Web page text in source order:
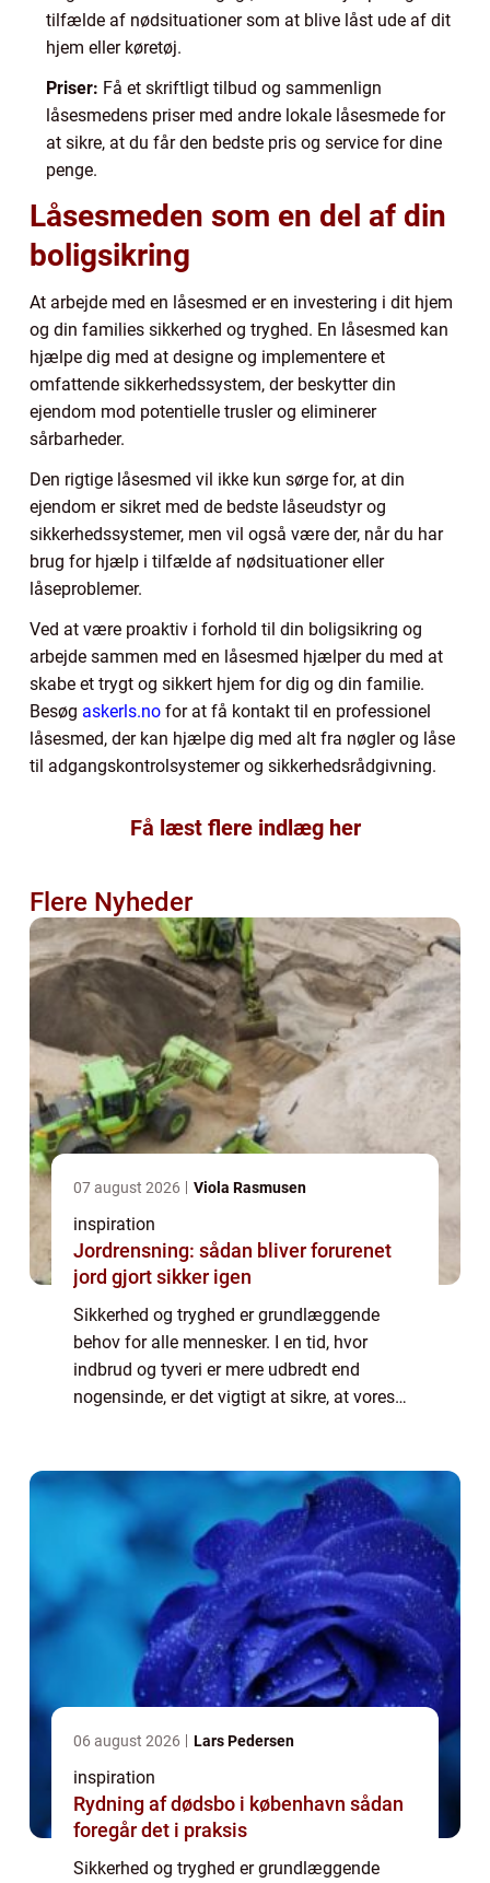
tilfælde af nødsituationer som at blive låst ude af dit
hjem eller køretøj.
Priser: Få et skriftligt tilbud og sammenlign
låsesmedens priser med andre lokale låsesmede for
at sikre, at du får den bedste pris og service for dine
penge.
Låsesmeden som en del af din
boligsikring
At arbejde med en låsesmed er en investering i dit hjem
og din families sikkerhed og tryghed. En låsesmed kan
hjælpe dig med at designe og implementere et
omfattende sikkerhedssystem, der beskytter din
ejendom mod potentielle trusler og eliminerer
sårbarheder.
Den rigtige låsesmed vil ikke kun sørge for, at din
ejendom er sikret med de bedste låseudstyr og
sikkerhedssystemer, men vil også være der, når du har
brug for hjælp i tilfælde af nødsituationer eller
låseproblemer.
Ved at være proaktiv i forhold til din boligsikring og
arbejde sammen med en låsesmed hjælper du med at
skabe et trygt og sikkert hjem for dig og din familie.
Besøg askerls.no for at få kontakt til en professionel
låsesmed, der kan hjælpe dig med alt fra nøgler og låse
til adgangskontrolsystemer og sikkerhedsrådgivning.
Få læst flere indlæg her
Flere Nyheder
07 august 2026 Viola Rasmusen
inspiration
Jordrensning: sådan bliver forurenet
jord gjort sikker igen
Sikkerhed og tryghed er grundlæggende
behov for alle mennesker. I en tid, hvor
indbrud og tyveri er mere udbredt end
nogensinde, er det vigtigt at sikre, at vores
06 august 2026 Lars Pedersen
inspiration
Rydning af dødsbo i københavn sådan
foregår det i praksis
Sikkerhed og tryghed er grundlæggende